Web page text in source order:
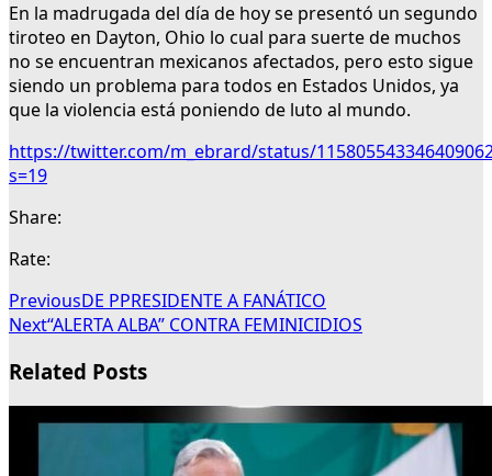
En la madrugada del día de hoy se presentó un segundo
tiroteo en Dayton, Ohio lo cual para suerte de muchos
no se encuentran mexicanos afectados, pero esto sigue
siendo un problema para todos en Estados Unidos, ya
que la violencia está poniendo de luto al mundo.
https://twitter.com/m_ebrard/status/
s=19
Share:
Rate:
PreviousDE PPRESIDENTE A FANÁTICO
Next“ALERTA ALBA” CONTRA FEMINICIDIOS
Related Posts